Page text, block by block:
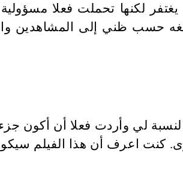
لكنها تحملت فعلا مسؤولية
حسب ظني إلى المشاهدين
لي وأردت فعلا أن أكون
كنت اعرف أن هذا الفيلم